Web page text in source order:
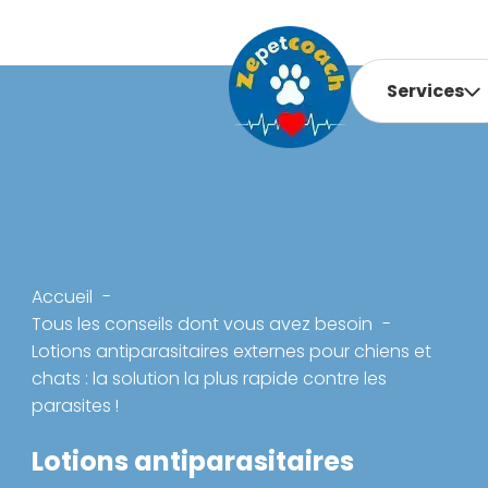
Services
Accueil
Tous les conseils dont vous avez besoin
Lotions antiparasitaires externes pour chiens et
chats : la solution la plus rapide contre les
parasites !
Lotions antiparasitaires